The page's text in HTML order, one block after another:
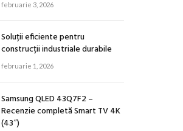
februarie 3, 2026
Soluții eficiente pentru
construcții industriale durabile
februarie 1, 2026
Samsung QLED 43Q7F2 –
Recenzie completă Smart TV 4K
(43″)